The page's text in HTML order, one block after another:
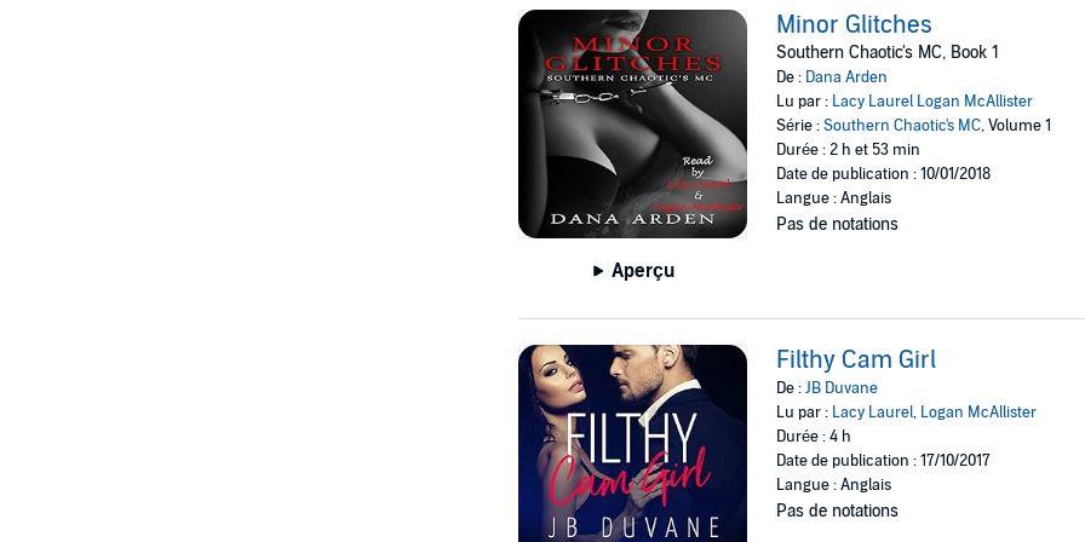
Aperçu
Minor Glitches
Southern Chaotic's MC, Book 1
De : Dana Arden
Lu par : Lacy Laurel Logan McAllister
Série :Southern Chaotic's MC, Volume 1
Durée : 2 h et 53 min
Date de publication : 10/01/2018
Langue : Anglais
Pas de notations
Filthy Cam Girl
De :JB Duvane
Lu par : Lacy Laurel, Logan McAllister
Durée : 4 h
Date de publication : 17/10/2017
Langue : Anglais
Pas de notations